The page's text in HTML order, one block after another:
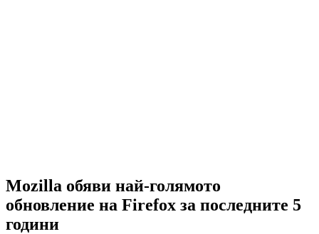
Mozilla обяви най-голямото
обновление на Firefox за последните 5
години